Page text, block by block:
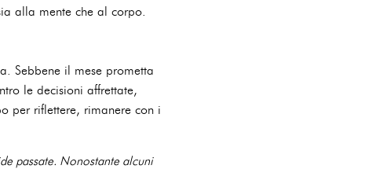
alla mente che al corpo.
Sebbene il mese prometta
le decisioni affrettate,
per riflettere, rimanere con i
passate. Nonostante alcuni